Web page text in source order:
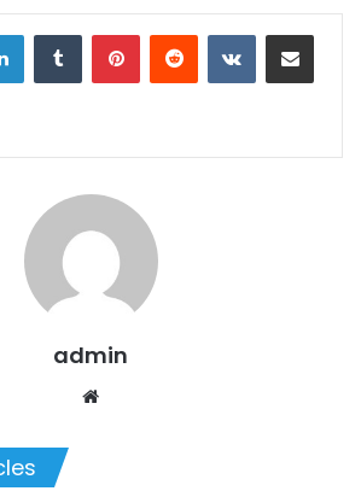
LinkedInTumblr PinterestReddit VKontakteShare via Email
admin